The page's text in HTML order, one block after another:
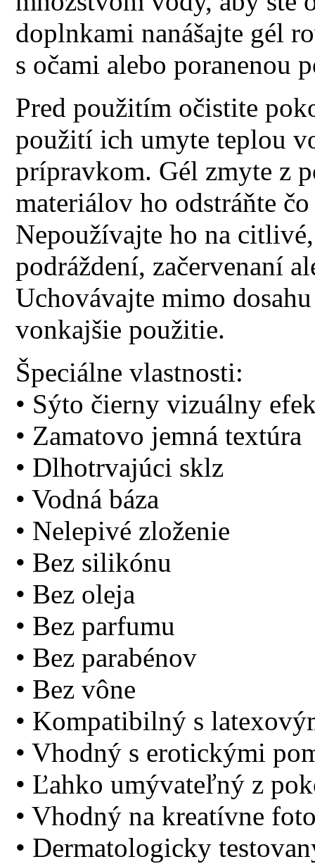
doplnkami nanášajte gél
s očami alebo poranenou
Pred použitím očistite
použití ich umyte teplou
prípravkom. Gél zmyte z
materiálov ho odstráňte
Nepoužívajte ho na
podráždení, začervenaní
Uchovávajte mimo
vonkajšie použitie.
Špeciálne vlastnosti:
• Sýto čierny vizuálny
• Zamatovo jemná textúra
• Dlhotrvajúci sklz
• Vodná báza
• Nelepivé zloženie
• Bez silikónu
• Bez oleja
• Bez parfumu
• Bez parabénov
• Bez vône
• Kompatibilný s
• Vhodný s erotickými
• Ľahko umývateľný z
• Vhodný na kreatívne
• Dermatologicky